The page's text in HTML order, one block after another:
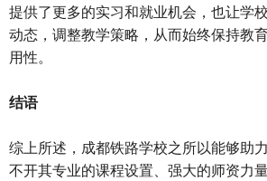
提供了更多的实习和就业机会，也让学
动态，调整教学策略，从而始终保持教
用性。
结语
综上所述，成都铁路学校之所以能够助
不开其专业的课程设置、强大的师资力